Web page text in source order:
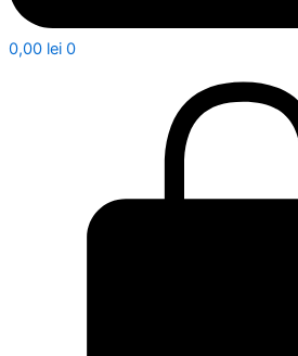
0,00 lei 0